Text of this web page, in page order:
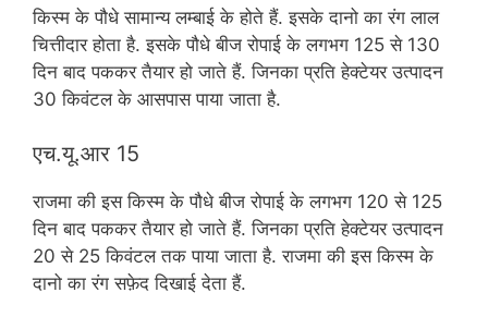
किस्म के पौधे सामान्य लम्बाई के होते हैं. इसके दानो का रंग लाल
चित्तीदार होता है. इसके पौधे बीज रोपाई के लगभग 125 से 130
दिन बाद पककर तैयार हो जाते हैं. जिनका प्रति हेक्टेयर उत्पादन
30 किवंटल के आसपास पाया जाता है.
एच.यू.आर 15
राजमा की इस किस्म के पौधे बीज रोपाई के लगभग 120 से 125
दिन बाद पककर तैयार हो जाते हैं. जिनका प्रति हेक्टेयर उत्पादन
20 से 25 किवंटल तक पाया जाता है. राजमा की इस किस्म के
दानो का रंग सफ़ेद दिखाई देता हैं.